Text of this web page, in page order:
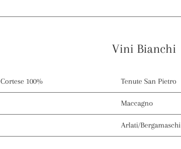
Vini Bianchi
Cortese 100% Tenute San Pietro
Maccagno
Arlati/Bergamaschi